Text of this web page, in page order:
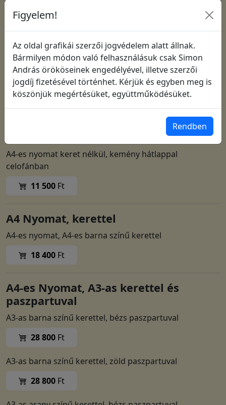
Cikkszám: 0036
A4-es nyomat keret nélkül, kemény hátlappal
celofánban
11 500 Ft
A4 Nyomat, kerettel
A4-es nyomat, A4-es barna színű kerettel
18 400 Ft
A4-es Nyomat, A3-as kerettel és
paszpartuval
A3-as barna színű kerettel, bézs paszpartuval
28 800 Ft
A3-as barna színű kerettel, zöld paszpartuval
28 800 Ft
Figyelem!
Az oldal grafikái szerzői jogvédelem alatt állnak.
Bármilyen módon való felhasználásuk csak Simon
András örököseinek engedélyével, illetve szerzői
jogdíj fizetésével történhet. Kérjük és egyben meg is
köszönjük megértésüket, együttműködésüket.
Rendben